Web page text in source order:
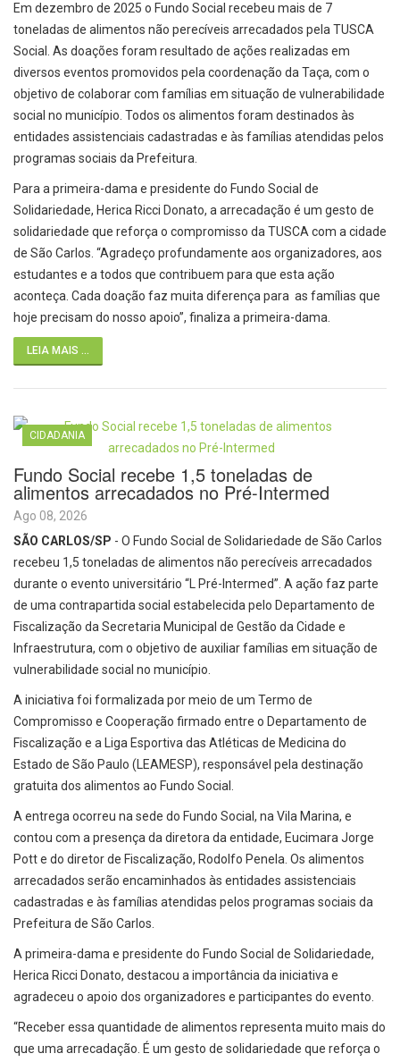
Em dezembro de 2025 o Fundo Social recebeu mais de 7
toneladas de alimentos não perecíveis arrecadados pela TUSCA
Social. As doações foram resultado de ações realizadas em
diversos eventos promovidos pela coordenação da Taça, com o
objetivo de colaborar com famílias em situação de vulnerabilidade
social no município. Todos os alimentos foram destinados às
entidades assistenciais cadastradas e às famílias atendidas pelos
programas sociais da Prefeitura.
Para a primeira-dama e presidente do Fundo Social de
Solidariedade, Herica Ricci Donato, a arrecadação é um gesto de
solidariedade que reforça o compromisso da TUSCA com a cidade
de São Carlos. “Agradeço profundamente aos organizadores, aos
estudantes e a todos que contribuem para que esta ação
aconteça. Cada doação faz muita diferença para as famílias que
hoje precisam do nosso apoio”, finaliza a primeira-dama.
LEIA MAIS ...
CIDADANIA
Fundo Social recebe 1,5 toneladas de
alimentos arrecadados no Pré-Intermed
Ago 08, 2026
SÃO CARLOS/SP - O Fundo Social de Solidariedade de São Carlos
recebeu 1,5 toneladas de alimentos não perecíveis arrecadados
durante o evento universitário “L Pré-Intermed”. A ação faz parte
de uma contrapartida social estabelecida pelo Departamento de
Fiscalização da Secretaria Municipal de Gestão da Cidade e
Infraestrutura, com o objetivo de auxiliar famílias em situação de
vulnerabilidade social no município.
A iniciativa foi formalizada por meio de um Termo de
Compromisso e Cooperação firmado entre o Departamento de
Fiscalização e a Liga Esportiva das Atléticas de Medicina do
Estado de São Paulo (LEAMESP), responsável pela destinação
gratuita dos alimentos ao Fundo Social.
A entrega ocorreu na sede do Fundo Social, na Vila Marina, e
contou com a presença da diretora da entidade, Eucimara Jorge
Pott e do diretor de Fiscalização, Rodolfo Penela. Os alimentos
arrecadados serão encaminhados às entidades assistenciais
cadastradas e às famílias atendidas pelos programas sociais da
Prefeitura de São Carlos.
A primeira-dama e presidente do Fundo Social de Solidariedade,
Herica Ricci Donato, destacou a importância da iniciativa e
agradeceu o apoio dos organizadores e participantes do evento.
“Receber essa quantidade de alimentos representa muito mais do
que uma arrecadação. É um gesto de solidariedade que reforça o